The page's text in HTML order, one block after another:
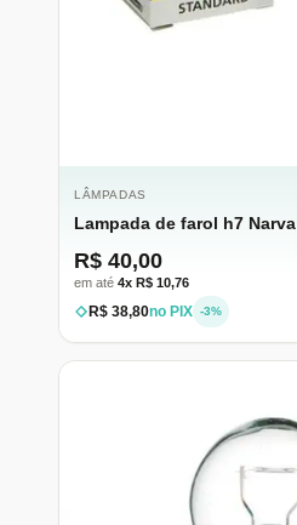
LÂMPADAS
Lampada de farol h7 Narva
R$ 40,00
em até 4x R$ 10,76
R$ 38,80no PIX -3%